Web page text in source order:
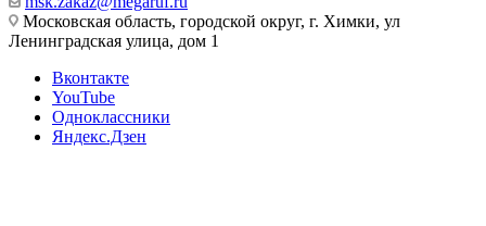
Московская область, городской округ, г. Химки, ул
Ленинградская улица, дом 1
Вконтакте
YouTube
Одноклассники
Яндекс.Дзен